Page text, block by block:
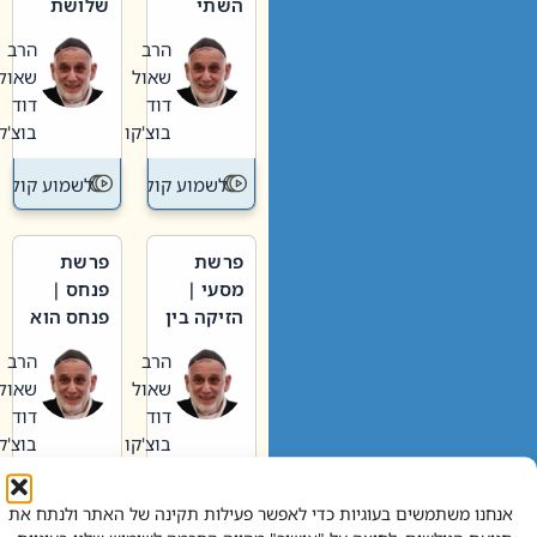
אנחנו משתמשים בעוגיות כדי לאפשר פעילות תקינה של האתר ולנתח את
וערב של
חיינו
הרב
שאול
דוד
בוצ'קו
לשמוע קול תורה – מדרש
האבות
הרב
שאול
דוד
בוצ'קו
לשמוע קול
פרשת
מסעי |
הזיקה בין
הגדול לעם הרב
שאול
דוד
בוצ'קו
לשמוע קול תורה – מדרש
פרשת
פנחס |
פנחס הוא
אליהו: בין
קנאות
הורסת
לקנאות
בונה
הרב
שאול
דוד
בוצ'קו
לשמוע קול